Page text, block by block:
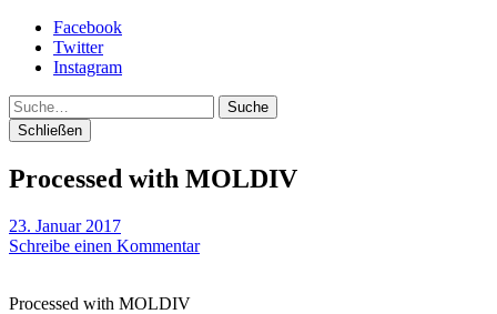
Facebook
Twitter
Instagram
Suche
Schließen
Processed with MOLDIV
23. Januar 2017
Schreibe einen Kommentar
Processed with MOLDIV